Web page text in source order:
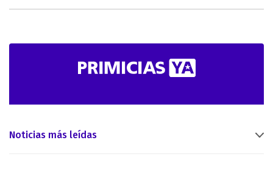
Noticias más leídas